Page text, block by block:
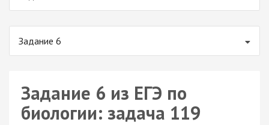
Задание 6
Задание 6 из ЕГЭ по
биологии: задача 119